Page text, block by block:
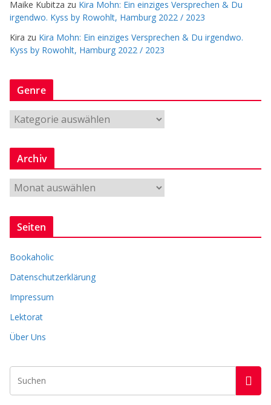
Maike Kubitza zu Kira Mohn: Ein einziges Versprechen & Du
irgendwo. Kyss by Rowohlt, Hamburg 2022 / 2023
Kira zu Kira Mohn: Ein einziges Versprechen & Du irgendwo.
Kyss by Rowohlt, Hamburg 2022 / 2023
Genre
G
e
n
e
Archiv
r
c
v
Seiten
Bookaholic
Datenschutzerklärung
Impressum
Lektorat
Über Uns